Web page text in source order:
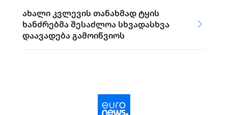
ახალი კვლევის თანახმად ტყის
ხანძრებმა შესაძლოა სხვადასხვა
დაავადება გამოიწვიოს